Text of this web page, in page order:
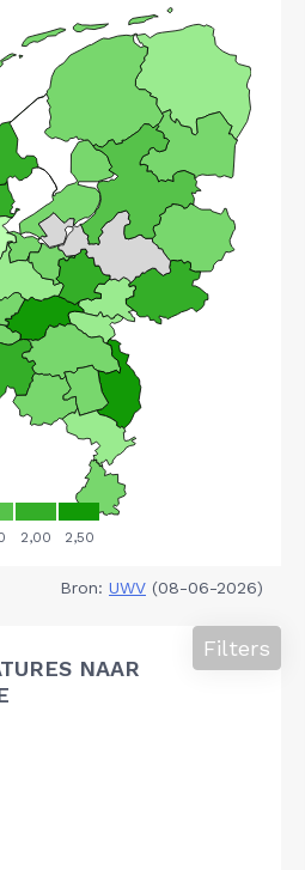
Bron: UWV (08-06-2026)
NAAR
Filters